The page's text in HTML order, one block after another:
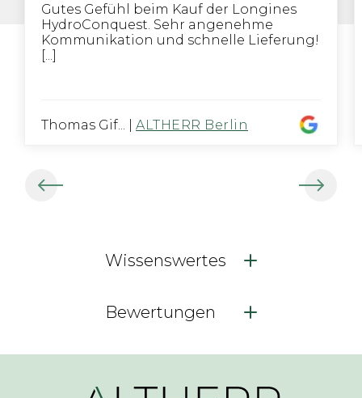
Gutes Gefühl beim Kauf der Longines
HydroConquest. Sehr angenehme
Kommunikation und schnelle Lieferung!
[...]
Thomas Gif... ALTHERR Berlin
Wissenswertes
Bewertungen